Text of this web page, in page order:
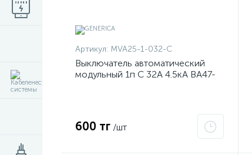
Артикул: MVA25-1-032-C
Выключатель автоматический
модульный 1п C 32А 4.5кА ВА47-
600 тг /шт